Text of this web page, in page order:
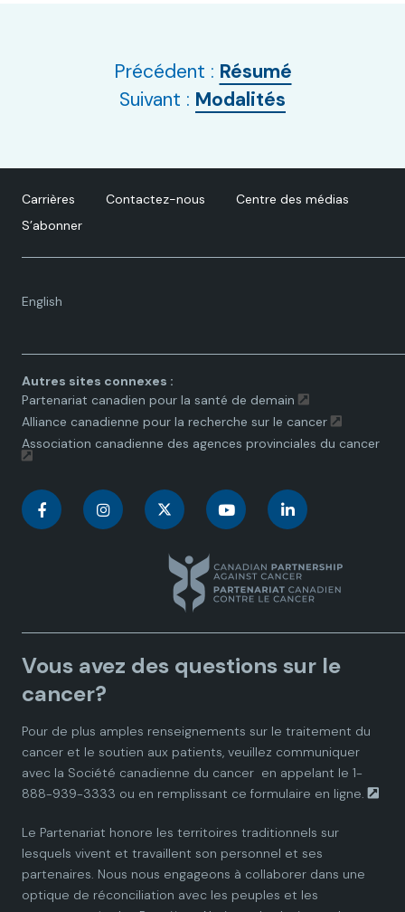
Précédent : Résumé
Suivant : Modalités
Carrières Contactez-nous
Centre des médias
S’abonner
English
Language
Autres sites connexes :
Partenariat canadien pour la santé de demain
Alliance canadienne pour la recherche sur le cancer
Association canadienne des agences provinciales du cancer
C
a
d
a
n
P
a
C
a
d
a
n
P
a
n
a
d
a
n
P
a
C
n
a
d
a
n
P
a
C
n
a
d
a
n
P
a
Vous avez des questions sur le
cancer?
Pour de plus amples renseignements sur le traitement du
cancer et le soutien aux patients, veuillez communiquer
avec la Société canadienne du cancer en appelant le 1-
888-939-3333 ou en remplissant ce formulaire en ligne.
Le Partenariat honore les territoires traditionnels sur
lesquels vivent et travaillent son personnel et ses
partenaires. Nous nous engageons à collaborer dans une
optique de réconciliation avec les peuples et les